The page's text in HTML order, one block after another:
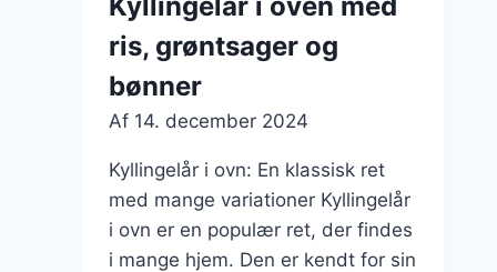
og
kartofler
ris, grøntsager og
bønner
Af 14. december 2024
Kyllingelår i ovn: En klassisk ret
med mange variationer Kyllingelår
i ovn er en populær ret, der findes
i mange hjem. Den er kendt for sin